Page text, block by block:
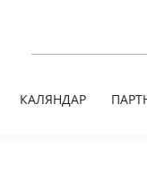
КАЛЯНДАР